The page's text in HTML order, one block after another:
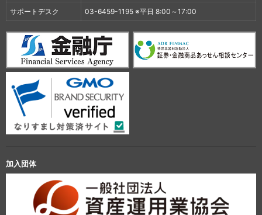
サポートデスク 03-6459-1195 ※平日 8:00～17:00
加入団体